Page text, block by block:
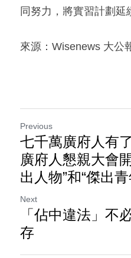
同努力，將實習計劃延
來源：Wisenews 大公
Previous
七千萬廣府人有
廣府人懇親大會
出人物”和“傑出青
Next
「佔中違法」不
存